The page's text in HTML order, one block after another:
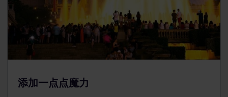
够尽情享受市场的气息、景象和喧嚣。
公园天天开放，全年无休，开放时间为凌晨到傍晚。请提
前在网上购买门票，免去排长队等候的烦恼。
中。但毕加索博物馆收藏的艺术作品都是毕加索的主流画
作。经过庭院中的哥特式拱门，可以前往陈列着毕加索艺
术作品的工作室。楼上的几层是
豪华客房 ，房间中摆满了
一些世所罕见的艺术品，例如瓷器。
在周四的晚上和每月的第一个周日，公园免费开放。其他
虽然 诺坎普(Camp Nou)
这座巨大的体育场并不是真正
意义上的教堂，但却被球迷们冠以足球教堂的称号。自
1957年起，这座体育场就一直是
巴塞罗那足球俱乐部 的
主场。即使游客并非这支足球队的支持者，在参观诺坎普
体育场(Camp Nou)时也会被它宏伟的气派深深地折
服。如果您是这支球队的球迷，您会满怀欣喜地参观体育
在兰布拉大道的街尾处，您会看到一个类似于塔楼的建
筑，那就是
哥伦布纪念碑
。在这个60米高的圆柱的顶
部，矗立着
克里斯托弗·哥伦布 的宏伟雕像，他的右手指
上，石座上装点着精美的雕像。
添加一点点魔力